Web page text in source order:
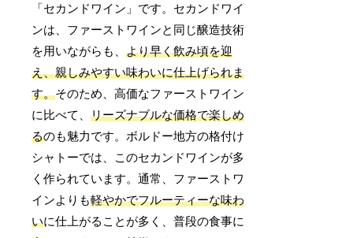
「セカンドワイン」です。セカンドワイ
ンは、ファーストワインと同じ醸造技術
を用いながらも、より早く飲み頃を迎
え、親しみやすい味わいに仕上げられま
す。そのため、高価なファーストワイン
に比べて、リーズナブルな価格で楽しめ
るのも魅力です。ボルドー地方の格付け
シャトーでは、このセカンドワインが多
く作られています。通常、ファーストワ
インよりも軽やかでフルーティーな味わ
いに仕上がることが多く、普段の食事に